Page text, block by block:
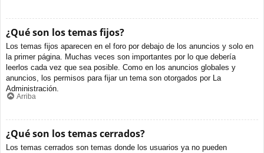
¿Qué son los temas fijos?
Los temas fijos aparecen en el foro por debajo de los anuncios y solo en
la primer página. Muchas veces son importantes por lo que debería
leerlos cada vez que sea posible. Como en los anuncios globales y
anuncios, los permisos para fijar un tema son otorgados por La
Administración.
Arriba
¿Qué son los temas cerrados?
Los temas cerrados son temas donde los usuarios ya no pueden